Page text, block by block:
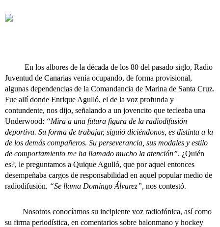
En los albores de la década de los 80 del pasado siglo, Radio
Juventud de Canarias venía ocupando, de forma provisional,
algunas dependencias de la Comandancia de Marina de Santa Cruz.
Fue allí donde Enrique Agulló, el de la voz profunda y
contundente, nos dijo, señalando a un jovencito que tecleaba una
Underwood: “Mira a una futura figura de la radiodifusión
deportiva. Su forma de trabajar, siguió diciéndonos, es distinta a la
de los demás compañeros. Su perseverancia, sus modales y estilo
de comportamiento me ha llamado mucho la atención”. ¿Quién
es?, le preguntamos a Quique Agulló, que por aquel entonces
desempeñaba cargos de responsabilidad en aquel popular medio de
radiodifusión. “Se llama Domingo Álvarez”, nos contestó.
Nosotros conocíamos su incipiente voz radiofónica, así como
su firma periodística, en comentarios sobre balonmano y hockey